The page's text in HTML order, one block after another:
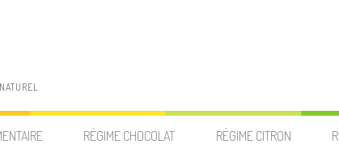
RÉGIME CHOCOLAT RÉGIME CITRON